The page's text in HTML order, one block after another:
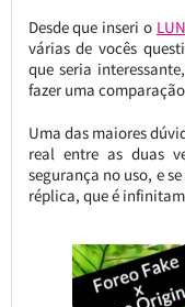
Desde que inseri o
várias de vocês
que seria
fazer uma
Uma das maiores
real entre as duas
segurança no uso, e
réplica, que é